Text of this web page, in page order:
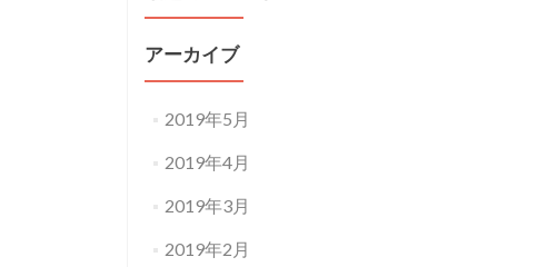
アーカイブ
2019年5月
2019年4月
2019年3月
2019年2月